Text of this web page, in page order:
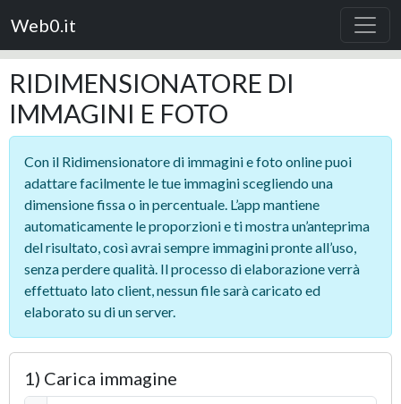
Web0.it
RIDIMENSIONATORE DI
IMMAGINI E FOTO
Con il Ridimensionatore di immagini e foto online puoi
adattare facilmente le tue immagini scegliendo una
dimensione fissa o in percentuale. L’app mantiene
automaticamente le proporzioni e ti mostra un’anteprima
del risultato, così avrai sempre immagini pronte all’uso,
senza perdere qualità. Il processo di elaborazione verrà
effettuato lato client, nessun file sarà caricato ed
elaborato su di un server.
1) Carica immagine